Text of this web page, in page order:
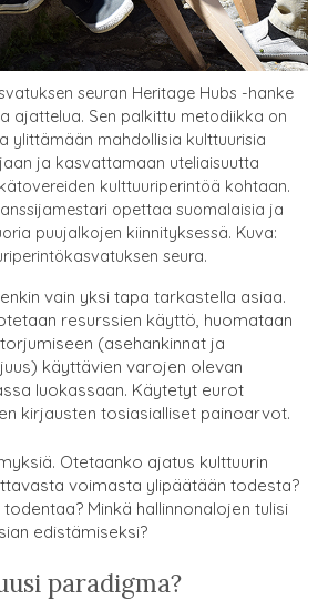
seuran Heritage Hubs -hanke
ajattelua. Sen palkittu metodiikka on
ylittämään mahdollisia kulttuurisia
ja kasvattamaan uteliaisuutta
kulttuuriperintöä kohtaan.
opettaa suomalaisia ja
puujalkojen kiinnityksessä. Kuva:
seura.
vain yksi tapa tarkastella asiaa.
resurssien käyttö, huomataan
(asehankinnat ja
käyttävien varojen olevan
luokassaan. Käytetyt eurot
kirjausten tosiasialliset painoarvot.
Otetaanko ajatus kulttuurin
voimasta ylipäätään todesta?
Minkä hallinnonalojen tulisi
edistämiseksi?
paradigma?